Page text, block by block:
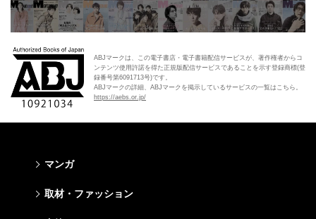
ABJマークは、この電子書店・電子書籍配信サービスが、著作権者からコ
ンテンツ使用許諾を得た正規版配信サービスであることを示す登録商標(登
録番号第6091713号)です。
ABJマークの詳細、ABJマークを掲示しているサービスの一覧はこちら。
https://aebs.or.jp/
マンガ
取材・ファッション